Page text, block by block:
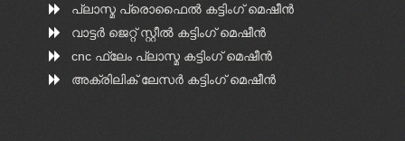
പ്ലാസ്മ പ്രൊഫൈൽ കട്ടിംഗ് മെഷീൻ
വാട്ടർ ജെറ്റ് സ്റ്റീൽ കട്ടിംഗ് മെഷീൻ
cnc ഫ്ലേം പ്ലാസ്മ കട്ടിംഗ് മെഷീൻ
അക്രിലിക് ലേസർ കട്ടിംഗ് മെഷീൻ